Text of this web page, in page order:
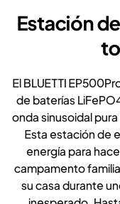
Estación
El BLUETTI
de baterías
onda sinusoidal
Esta estación de
energía para
campamento
su casa durante